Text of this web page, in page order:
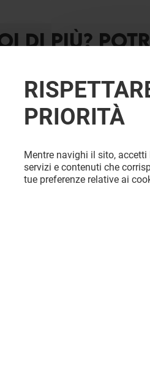
DI PIÙ?
PRIORITÀ
Mentre navighi il sito,
servizi e contenuti che
tue preferenze relative ai